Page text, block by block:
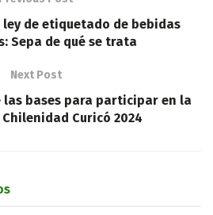
ley de etiquetado de bebidas
Sepa de qué se trata
Next Post
bases para participar en la
Curicó 2024